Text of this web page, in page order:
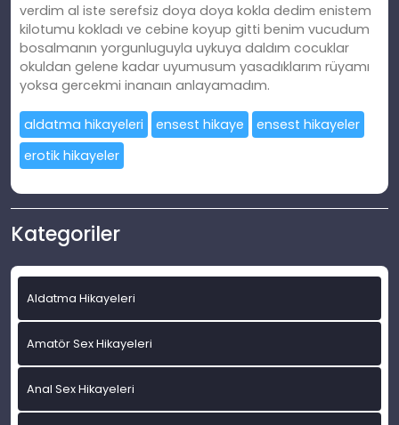
verdim al iste serefsiz doya doya kokla dedim enistem
kilotumu kokladı ve cebine koyup gitti benim vucudum
bosalmanın yorgunluguyla uykuya daldım cocuklar
okuldan gelene kadar uyumusum yasadıklarım rüyamı
yoksa gercekmi inanaın anlayamadım.
aldatma hikayeleri ensest hikaye
ensest hikayeler
erotik hikayeler
Kategoriler
Aldatma Hikayeleri
Amatör Sex Hikayeleri
Anal Sex Hikayeleri